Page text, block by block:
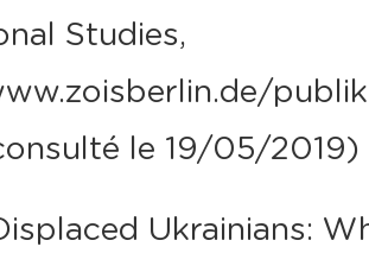
Studies,
le 19/05/2019)
Ukrainians: